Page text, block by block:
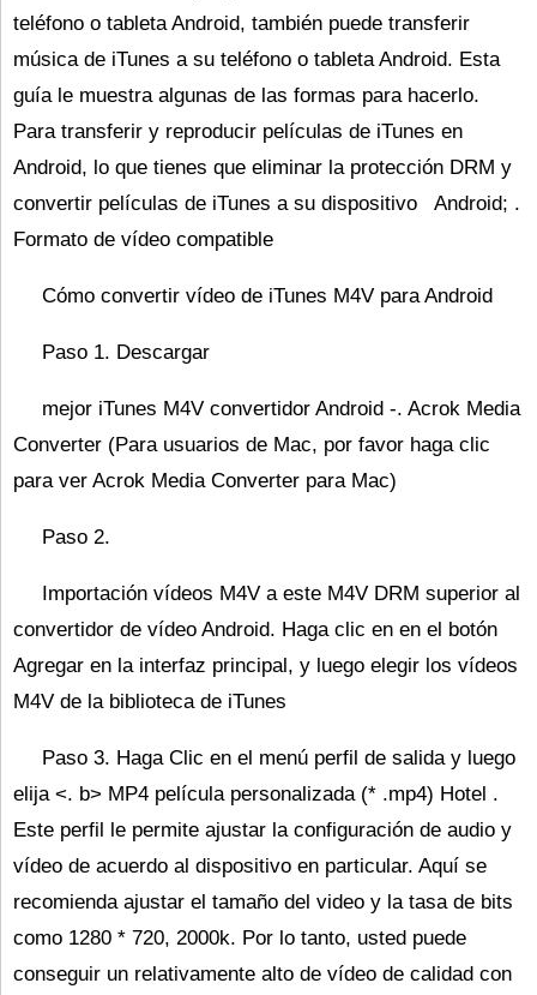
teléfono o tableta Android, también puede transferir
música de iTunes a su teléfono o tableta Android. Esta
guía le muestra algunas de las formas para hacerlo.
Para transferir y reproducir películas de iTunes en
Android, lo que tienes que eliminar la protección DRM y
convertir películas de iTunes a su dispositivo Android; .
Formato de vídeo compatible
Cómo convertir vídeo de iTunes M4V para Android
Paso 1. Descargar
mejor iTunes M4V convertidor Android -. Acrok Media
Converter (Para usuarios de Mac, por favor haga clic
para ver Acrok Media Converter para Mac)
Paso 2.
Importación vídeos M4V a este M4V DRM superior al
convertidor de vídeo Android. Haga clic en en el botón
Agregar en la interfaz principal, y luego elegir los vídeos
M4V de la biblioteca de iTunes
Paso 3. Haga Clic en el menú perfil de salida y luego
elija <. b> MP4 película personalizada (* .mp4) Hotel .
Este perfil le permite ajustar la configuración de audio y
vídeo de acuerdo al dispositivo en particular. Aquí se
recomienda ajustar el tamaño del video y la tasa de bits
como 1280 * 720, 2000k. Por lo tanto, usted puede
conseguir un relativamente alto de vídeo de calidad con